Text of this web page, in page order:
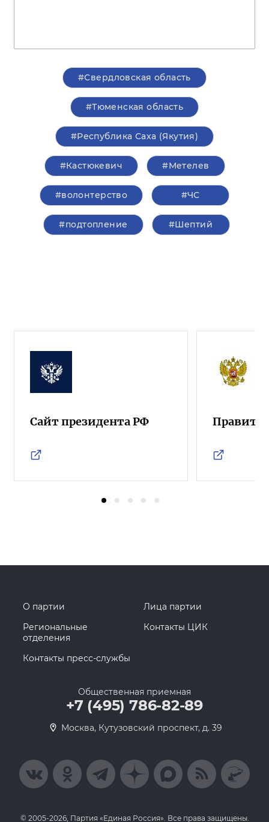
#Свердловская область
#Тюменская область
#Республика Саха (Якутия)
#Кастюкевич #Метелев
#волонтерство #ЧС
#подтопление #Шептий
Сайт президента РФ
О партии
Лица партии
Региональные
отделения
Контакты ЦИК
Контакты пресс-службы
Общественная приемная
+7 (495) 786-82-89
Москва, Кутузовский проспект, д. 39
© 2005-2026, Партия «Единая Россия». Все права защищены.